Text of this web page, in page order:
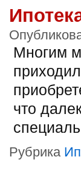
Многим
что
Рубрика